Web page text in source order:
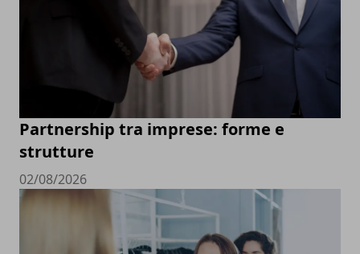
Partnership tra imprese: forme e
strutture
02/08/2026